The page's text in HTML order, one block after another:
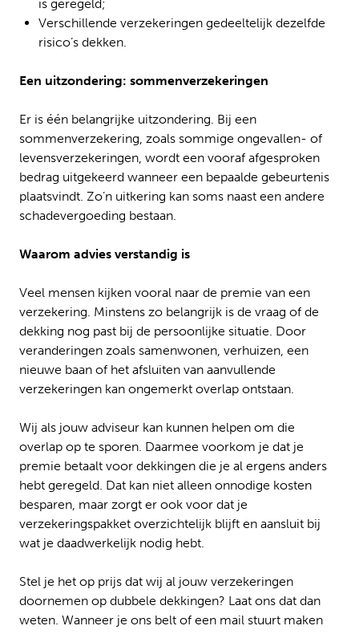
is geregeld;
Verschillende verzekeringen gedeeltelijk dezelfde
risico’s dekken.
Een uitzondering: sommenverzekeringen
Er is één belangrijke uitzondering. Bij een
sommenverzekering, zoals sommige ongevallen- of
levensverzekeringen, wordt een vooraf afgesproken
bedrag uitgekeerd wanneer een bepaalde gebeurtenis
plaatsvindt. Zo’n uitkering kan soms naast een andere
schadevergoeding bestaan.
Waarom advies verstandig is
Veel mensen kijken vooral naar de premie van een
verzekering. Minstens zo belangrijk is de vraag of de
dekking nog past bij de persoonlijke situatie. Door
veranderingen zoals samenwonen, verhuizen, een
nieuwe baan of het afsluiten van aanvullende
verzekeringen kan ongemerkt overlap ontstaan.
Wij als jouw adviseur kan kunnen helpen om die
overlap op te sporen. Daarmee voorkom je dat je
premie betaalt voor dekkingen die je al ergens anders
hebt geregeld. Dat kan niet alleen onnodige kosten
besparen, maar zorgt er ook voor dat je
verzekeringspakket overzichtelijk blijft en aansluit bij
wat je daadwerkelijk nodig hebt.
Stel je het op prijs dat wij al jouw verzekeringen
doornemen op dubbele dekkingen? Laat ons dat dan
weten. Wanneer je ons belt of een mail stuurt maken